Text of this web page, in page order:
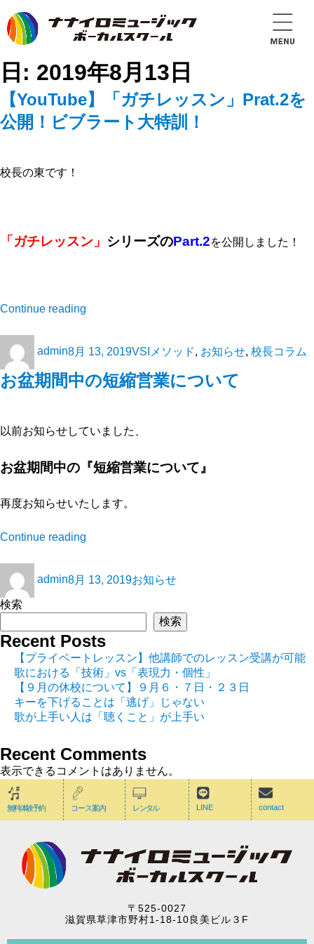
日: 2019年8月13日
【YouTube】「ガチレッスン」Prat.2を
公開！ビブラート大特訓！
校長の東です！
「ガチレッスン」 シリーズのPart.2を公開しました！
Continue reading
admin8月 13, 2019VSIメソッド お知らせ 校長コラム
お盆期間中の短縮営業について
以前お知らせしていました、
お盆期間中の『短縮営業について』
再度お知らせいたします。
Continue reading
admin8月 13, 2019お知らせ
検索
検索
Recent Posts
【プライベートレッスン】他講師でのレッスン受講が可能
歌における「技術」vs「表現力・個性」
【９月の休校について】９月６・７日・２３日
キーを下げることは「逃げ」じゃない
歌が上手い人は「聴くこと」が上手い
Recent Comments
表示できるコメントはありません。
無料体験予約 コース案内 レンタル LINE contact
〒525-0027
滋賀県草津市野村1-18-10良美ビル３F